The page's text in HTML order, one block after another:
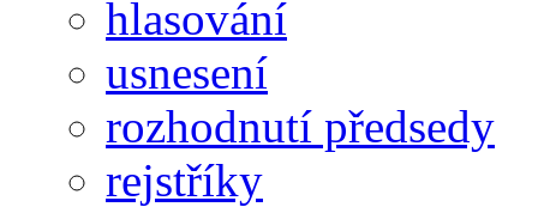
hlasování
usnesení
rozhodnutí předsedy
rejstříky